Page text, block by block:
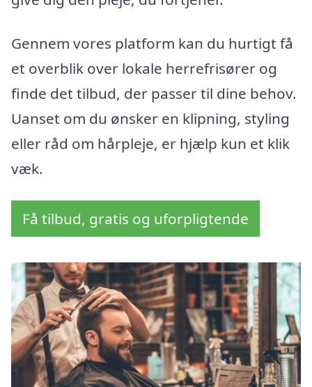
Gennem vores platform kan du hurtigt få
et overblik over lokale herrefrisører og
finde det tilbud, der passer til dine behov.
Uanset om du ønsker en klipning, styling
eller råd om hårpleje, er hjælp kun et klik
væk.
Få tilbud, gratis og uforpligtende